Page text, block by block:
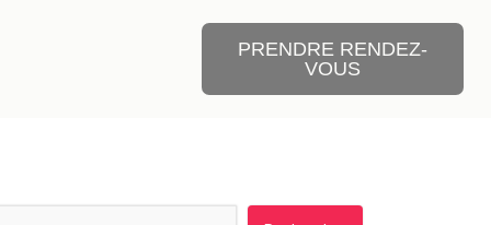
PRENDRE RENDEZ-
VOUS